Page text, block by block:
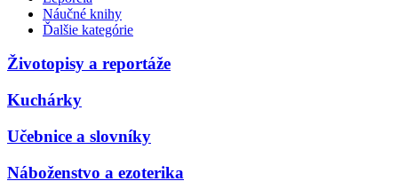
Náučné knihy
Ďalšie kategórie
Životopisy a reportáže
Kuchárky
Učebnice a slovníky
Náboženstvo a ezoterika